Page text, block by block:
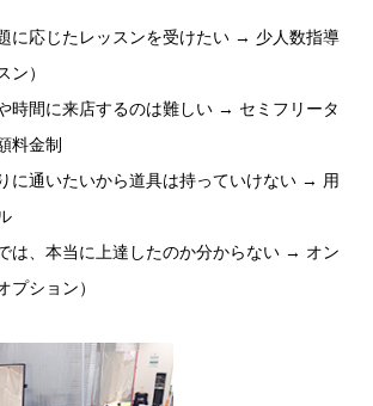
に応じたレッスンを受けたい → 少人数指導
ン）
時間に来店するのは難しい → セミフリータ
料金制
に通いたいから道具は持っていけない → 用
は、本当に上達したのか分からない → オン
プション）